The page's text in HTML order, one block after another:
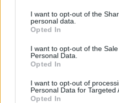
I want to opt-out of the
personal data.
Opted In
I want to opt-out of the
Personal Data.
Opted In
I want to opt-out of
Personal Data for Targeted
Opted In
było nie tylko masowe
także stopniowe
Inne przykładowe
Zdążyć przed